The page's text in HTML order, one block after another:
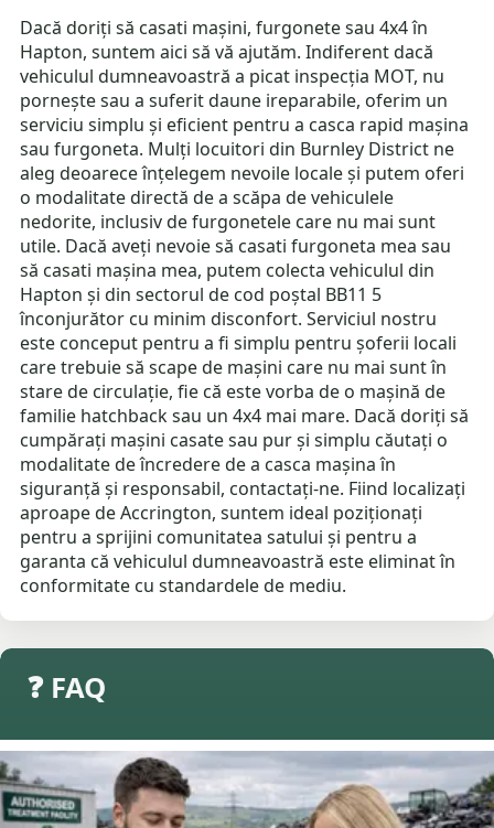
Dacă doriți să casati mașini, furgonete sau 4x4 în
Hapton, suntem aici să vă ajutăm. Indiferent dacă
vehiculul dumneavoastră a picat inspecția MOT, nu
pornește sau a suferit daune ireparabile, oferim un
serviciu simplu și eficient pentru a casca rapid mașina
sau furgoneta. Mulți locuitori din Burnley District ne
aleg deoarece înțelegem nevoile locale și putem oferi
o modalitate directă de a scăpa de vehiculele
nedorite, inclusiv de furgonetele care nu mai sunt
utile. Dacă aveți nevoie să casati furgoneta mea sau
să casati mașina mea, putem colecta vehiculul din
Hapton și din sectorul de cod poștal BB11 5
înconjurător cu minim disconfort. Serviciul nostru
este conceput pentru a fi simplu pentru șoferii locali
care trebuie să scape de mașini care nu mai sunt în
stare de circulație, fie că este vorba de o mașină de
familie hatchback sau un 4x4 mai mare. Dacă doriți să
cumpărați mașini casate sau pur și simplu căutați o
modalitate de încredere de a casca mașina în
siguranță și responsabil, contactați-ne. Fiind localizați
aproape de Accrington, suntem ideal poziționați
pentru a sprijini comunitatea satului și pentru a
garanta că vehiculul dumneavoastră este eliminat în
conformitate cu standardele de mediu.
❓ FAQ